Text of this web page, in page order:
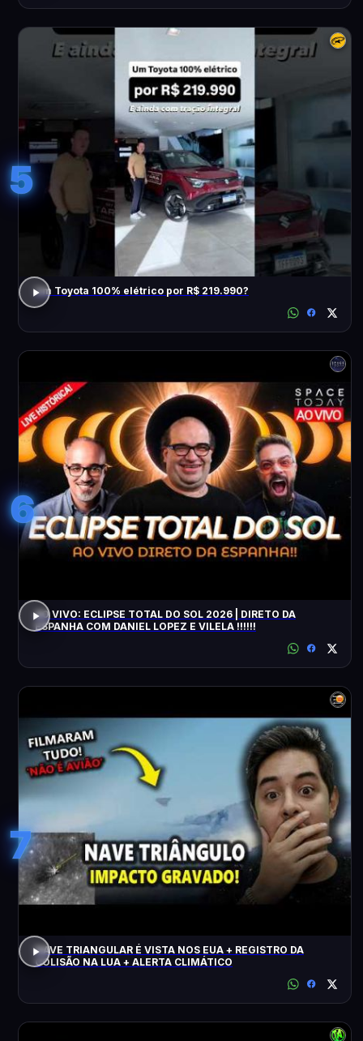
5
Um Toyota 100% elétrico por R$ 219.990?
6
AO VIVO: ECLIPSE TOTAL DO SOL 2026 | DIRETO DA
ESPANHA COM DANIEL LOPEZ E VILELA !!!!!!
7
NAVE TRIANGULAR É VISTA NOS EUA + REGISTRO DA
COLISÃO NA LUA + ALERTA CLIMÁTICO